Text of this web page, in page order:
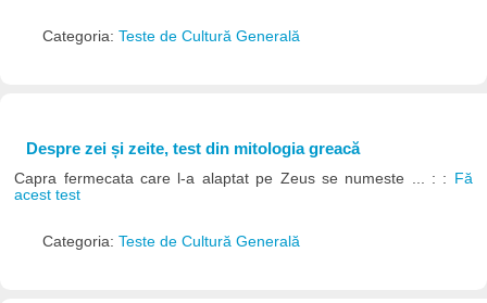
Categoria: Teste de Cultură Generală
Despre zei și zeite, test din mitologia greacă
Capra fermecata care l-a alaptat pe Zeus se numeste ... : :
Fă
acest test
Categoria: Teste de Cultură Generală